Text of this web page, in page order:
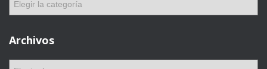
e
Archivos